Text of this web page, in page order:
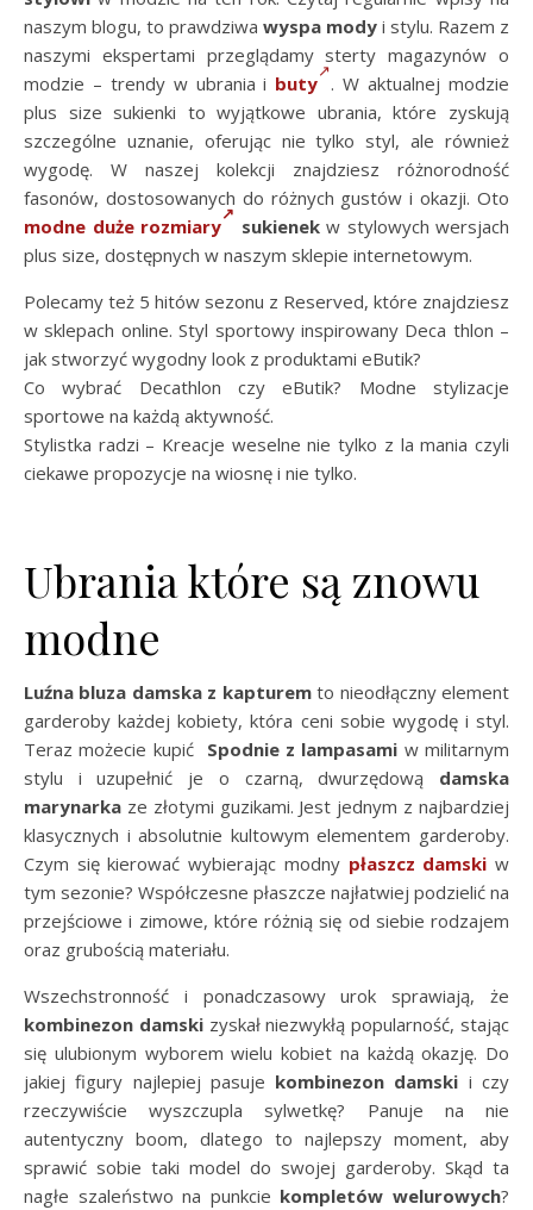
naszym blogu, to prawdziwa wyspa mody i stylu. Razem z
naszymi ekspertami przeglądamy sterty magazynów o
modzie – trendy w ubrania i buty . W aktualnej modzie
plus size sukienki to wyjątkowe ubrania, które zyskują
szczególne uznanie, oferując nie tylko styl, ale również
wygodę. W naszej kolekcji znajdziesz różnorodność
fasonów, dostosowanych do różnych gustów i okazji. Oto
modne duże rozmiary
sukienekw stylowych wersjach
plus size, dostępnych w naszym sklepie internetowym.
Polecamy też 5 hitów sezonu z Reserved, które znajdziesz
w sklepach online. Styl sportowy inspirowany Deca thlon –
jak stworzyć wygodny look z produktami eButik?
Co wybrać Decathlon czy eButik? Modne stylizacje
sportowe na każdą aktywność.
Stylistka radzi – Kreacje weselne nie tylko z la mania czyli
ciekawe propozycje na wiosnę i nie tylko.
Ubrania które są znowu
modne
Luźna bluza damska z kapturemto nieodłączny element
garderoby każdej kobiety, która ceni sobie wygodę i styl.
Teraz możecie kupić Spodnie z lampasami w militarnym
stylu i uzupełnić je o czarną, dwurzędową damska
marynarka ze złotymi guzikami. Jest jednym z najbardziej
klasycznych i absolutnie kultowym elementem garderoby.
Czym się kierować wybierając modny płaszcz damski w
tym sezonie? Współczesne płaszcze najłatwiej podzielić na
przejściowe i zimowe, które różnią się od siebie rodzajem
oraz grubością materiału.
Wszechstronność i ponadczasowy urok sprawiają, że
kombinezon damskizyskał niezwykłą popularność, stając
się ulubionym wyborem wielu kobiet na każdą okazję. Do
jakiej figury najlepiej pasuje kombinezon damski i czy
rzeczywiście wyszczupla sylwetkę? Panuje na nie
autentyczny boom, dlatego to najlepszy moment, aby
sprawić sobie taki model do swojej garderoby. Skąd ta
nagłe szaleństwo na punkcie kompletów welurowych?